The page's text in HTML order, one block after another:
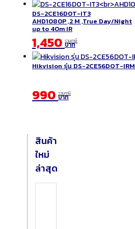
DS-2CE16D0T-IT3
AHD1080P ,2 M ,True Day/Night
up to 40m IR
1,450 รวมภาษี
บาท
Hikvision รุ่น DS-2CE56DOT-IRM
990 รวมภาษี
บาท
สินค้า
ใหม่
ล่าสุด